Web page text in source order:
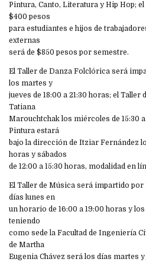
Pintura, Canto, Literatura y Hip Hop; el
$400 pesos
para estudiantes e hijos de
externas
será de $850 pesos por semestre.
El Taller de Danza Folclórica será
los martes y
jueves de 18:00 a 21:30 horas; el
Tatiana
Marouchtchak los miércoles de 15:30
Pintura estará
bajo la dirección de Itziar Fernández
horas y sábados
de 12:00 a 15:30 horas, modalidad en
El Taller de Música será impartido
días lunes en
un horario de 16:00 a 19:00 horas y
teniendo
como sede la Facultad de Ingeniería
de Martha
Eugenia Chávez será los días martes y